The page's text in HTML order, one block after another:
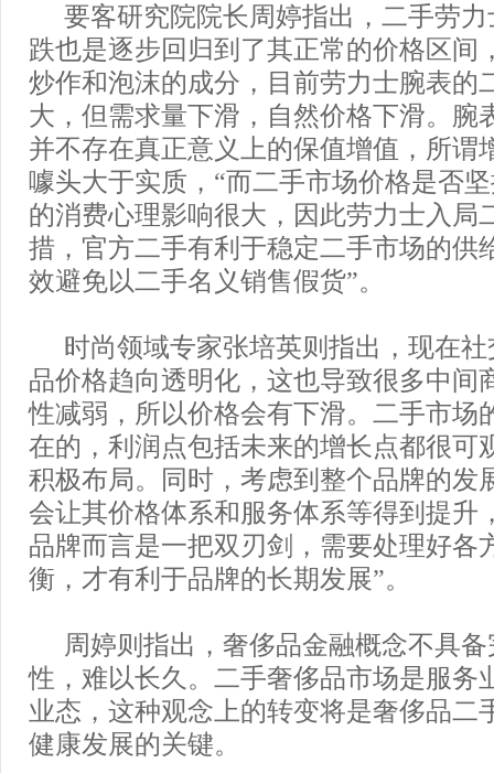
要客研究院院长周婷指出，二手劳
跌也是逐步回归到了其正常的价格区间
炒作和泡沫的成分，目前劳力士腕表的
大，但需求量下滑，自然价格下滑。腕
并不存在真正意义上的保值增值，所谓
噱头大于实质，“而二手市场价格是否
的消费心理影响很大，因此劳力士入局
措，官方二手有利于稳定二手市场的供
效避免以二手名义销售假货”。
时尚领域专家张培英则指出，现在
品价格趋向透明化，这也导致很多中间
性减弱，所以价格会有下滑。二手市场
在的，利润点包括未来的增长点都很可
积极布局。同时，考虑到整个品牌的发
会让其价格体系和服务体系等得到提升
品牌而言是一把双刃剑，需要处理好各
衡，才有利于品牌的长期发展”。
周婷则指出，奢侈品金融概念不具
性，难以长久。二手奢侈品市场是服务
业态，这种观念上的转变将是奢侈品二
健康发展的关键。